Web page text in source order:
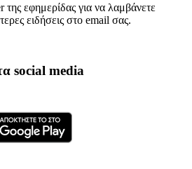
εφημερίδας για να λαμβάνετε
ειδήσεις στο email σας.
social media